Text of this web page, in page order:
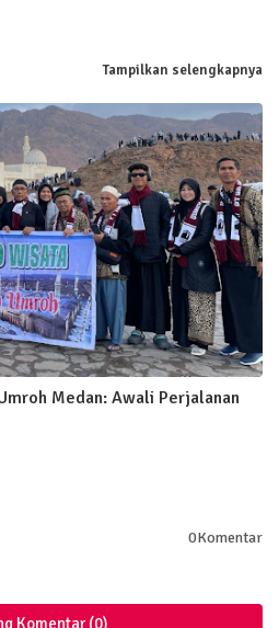
Tampilkan selengkapnya
Medan: Awali Perjalanan
0Komentar
Komentar (0)